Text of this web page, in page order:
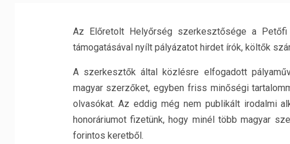
Az Előretolt Helyőrség szerkesztősége a
támogatásával nyílt pályázatot hirdet írók, költők
A szerkesztők által közlésre elfogadott
magyar szerzőket, egyben friss minőségi
olvasókat. Az eddig még nem publikált irodalmi
honoráriumot fizetünk, hogy minél több magyar
forintos keretből.